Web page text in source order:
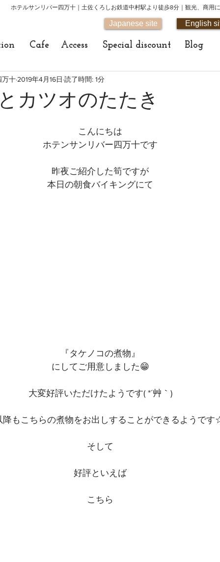
ホテルサンリバー四万十｜土佐くろしお鉄道中村駅より徒歩8分｜観光、商用
Japanese site English
Cafe Access Special discount Blog
カツオのたたき
万十 2019年4月16日 読了時間: 1分
こんにちは
ホテンサンリバー四万十です
昨夜ご紹介した筍ですが
本日の朝食バイキングにて
『タケノコの煮物』
にしてご用意しました😁
大変好評いただけたようです( *´艸｀)
降もこちらの煮物をお出しすることができるようで
そして
好評といえば
こちら